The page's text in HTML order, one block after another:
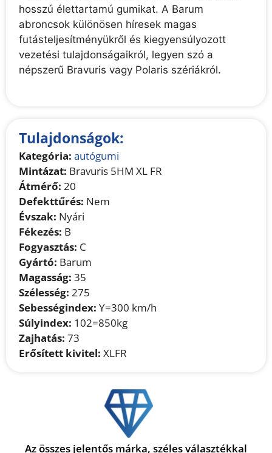
hosszú élettartamú gumikat. A Barum
abroncsok különösen híresek magas
futásteljesítményükről és kiegyensúlyozott
vezetési tulajdonságaikról, legyen szó a
népszerű Bravuris vagy Polaris szériákról.
Tulajdonságok:
Kategória: autógumi
Mintázat: Bravuris 5HM XL FR
Átmérő: 20
Defekttűrés: Nem
Évszak: Nyári
Fékezés: B
Fogyasztás: C
Gyártó: Barum
Magasság: 35
Szélesség: 275
Sebességindex: Y=300 km/h
Súlyindex: 102=850kg
Zajhatás: 73
Erősített kivitel: XLFR
Az összes jelentős márka, széles választékkal